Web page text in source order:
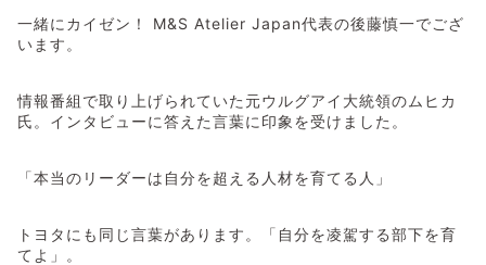
一緒にカイゼン！ M&S Atelier Japan代表の後藤慎一でござ
います。
情報番組で取り上げられていた元ウルグアイ大統領のムヒカ
氏。インタビューに答えた言葉に印象を受けました。
「本当のリーダーは自分を超える人材を育てる人」
トヨタにも同じ言葉があります。「自分を凌駕する部下を育
てよ」。